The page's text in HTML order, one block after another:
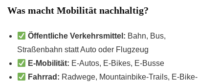
Was macht Mobilität nachhaltig?
Öffentliche Verkehrsmittel: Bahn, Bus,
Straßenbahn statt Auto oder Flugzeug
E-Mobilität: E-Autos, E-Bikes, E-Busse
Fahrrad: Radwege, Mountainbike-Trails, E-Bike-